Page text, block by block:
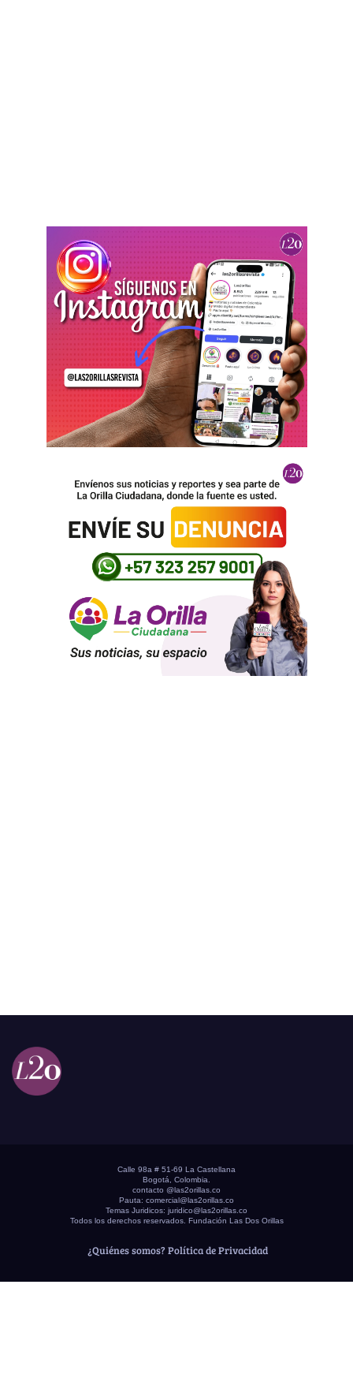
Calle 98a # 51-69 La Castellana
Bogotá, Colombia.
contacto @las2orillas.co
Pauta: comercial@las2orillas.co
Temas Juridicos: juridico@las2orillas.co
Todos los derechos reservados. Fundación Las Dos Orillas
¿Quiénes somos? Política de Privacidad